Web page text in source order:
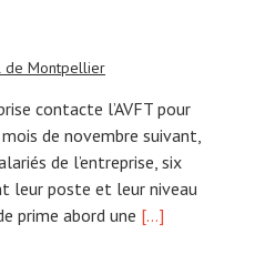
contacte l’AVFT pour
de novembre suivant,
de l’entreprise, six
leur poste et leur niveau
prime abord une […]
de Montpellier